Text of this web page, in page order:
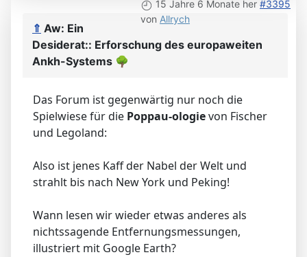
15 Jahre 6 Monate her #3395
von Allrych
⇑ Aw: Ein
Desiderat:: Erforschung des europaweiten
Ankh-Systems 🌳
Das Forum ist gegenwärtig nur noch die
Spielwiese für die Poppau-ologievon Fischer
und Legoland:
Also ist jenes Kaff der Nabel der Welt und
strahlt bis nach New York und Peking!
Wann lesen wir wieder etwas anderes als
nichtssagende Entfernungsmessungen,
illustriert mit Google Earth?